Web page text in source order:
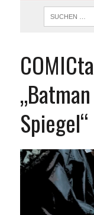
Spiegel“